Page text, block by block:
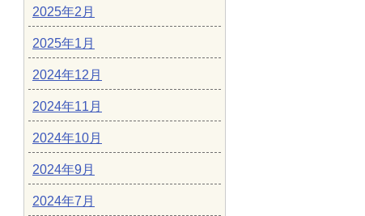
2025年2月
2025年1月
2024年12月
2024年11月
2024年10月
2024年9月
2024年7月